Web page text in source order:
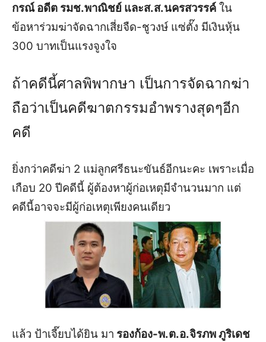
กรณ์ อดีต รมช.พาณิชย์ และส.ส.นครสวรรค์ ใน
ข้อหาร่วมฆ่าจัดฉากเสี่ยจืด-ชูวงษ์ แซ่ตั๊ง มีเงินหุ้น
300 บาทเป็นแรงจูงใจ
ถ้าคดีนี้ศาลพิพากษา เป็นการจัดฉากฆ่า
ถือว่าเป็นคดีฆาตกรรมอำพรางสุดๆอีก
คดี
ยิ่งกว่าคดีฆ่า 2 แม่ลูกศรีธนะขันธ์อีกนะคะ เพราะเมื่อ
เกือบ 20 ปีคดีนี้ ผู้ต้องหาผู้ก่อเหตุมีจำนวนมาก แต่
คดีนี้อาจจะมีผู้ก่อเหตุเพียงคนเดียว
แล้ว ป้าเจี๊ยบได้ยิน มา รองก้อง-พ.ต.อ.จิรภพ ภูริเดช